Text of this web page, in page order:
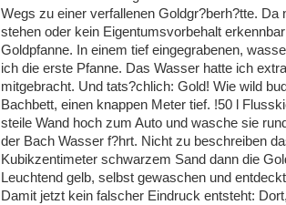
Wegs zu einer verfallenen Goldgr?berh?tte. Da
stehen oder kein Eigentumsvorbehalt
Goldpfanne. In einem tief eingegrabenen,
ich die erste Pfanne. Das Wasser hatte ich
mitgebracht. Und tats?chlich: Gold! Wie wild
Bachbett, einen knappen Meter tief. !50 l
steile Wand hoch zum Auto und wasche sie
der Bach Wasser f?hrt. Nicht zu beschreiben
Kubikzentimeter schwarzem Sand dann die
Leuchtend gelb, selbst gewaschen und
Damit jetzt kein falscher Eindruck entsteht: